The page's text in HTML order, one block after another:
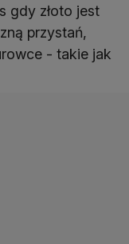
gdy złoto jest
przystań,
- takie jak